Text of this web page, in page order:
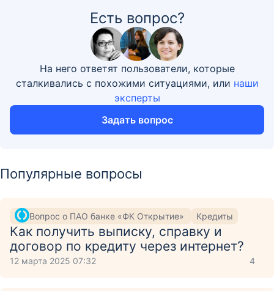
Есть вопрос?
На него ответят пользователи, которые
сталкивались с похожими ситуациями, или наши
эксперты
Задать вопрос
Популярные вопросы
Вопрос о ПАО банке «ФК Открытие» Кредиты
Как получить выписку, справку и
договор по кредиту через интернет?
12 марта 2025 07:32 4